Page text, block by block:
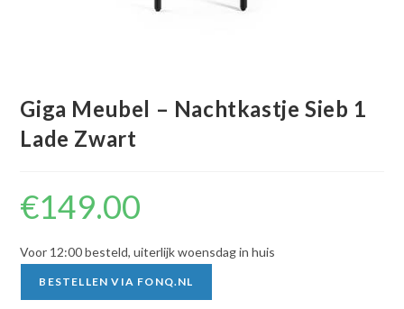
Giga Meubel – Nachtkastje Sieb 1
Lade Zwart
€149.00
Voor 12:00 besteld, uiterlijk woensdag in huis
BESTELLEN VIA FONQ.NL